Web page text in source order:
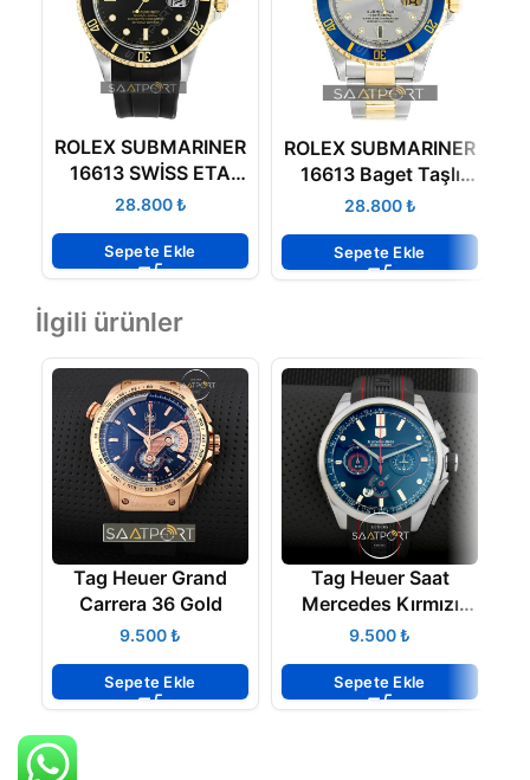
ROLEX SUBMARINER
16613 SWİSS ETA
SAAT 3135
₺
Sepete Ekle
ROLEX SUBMARINER
16613 Baget Taşlı
Swiss Eta₺
Sepete Ekle
İlgili ürünler
Tag Heuer Grand
Carrera 36 Gold
₺
Sepete Ekle
Tag Heuer Saat
Mercedes Kırmızı
Silikon Kordon
₺
Sepete Ekle